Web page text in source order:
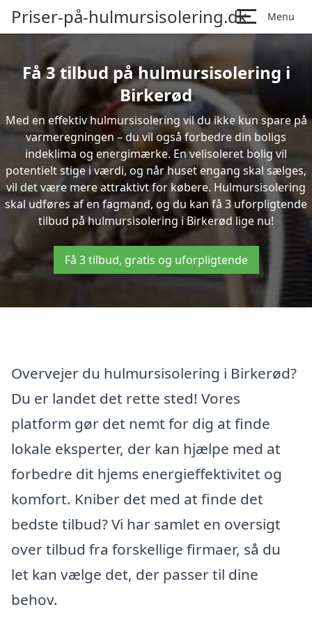
Priser-på-hulmursisolering.dk Menu
Få 3 tilbud på hulmursisolering i
Birkerød
Med en effektiv hulmursisolering vil du ikke kun spare på
varmeregningen – du vil også forbedre din boligs
indeklima og energimærke. En velisoleret bolig vil
potentielt stige i værdi, og når huset engang skal sælges,
vil det være mere attraktivt for købere. Hulmursisolering
skal udføres af en fagmand, og du kan få 3 uforpligtende
tilbud på hulmursisolering i Birkerød lige nu!
Få 3 tilbud, gratis og uforpligtende
Overvejer du hulmursisolering i Birkerød?
Du er landet det rette sted! Vores
platform gør det nemt for dig at finde
lokale eksperter, der kan hjælpe med at
forbedre dit hjems energieffektivitet og
komfort. Kniber det med at finde det
bedste tilbud? Vi har samlet en oversigt
over tilbud fra forskellige firmaer, så du
let kan vælge det, der passer til dine
behov.